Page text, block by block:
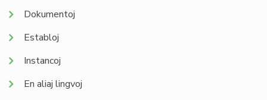
Dokumentoj
Establoj
Instancoj
En aliaj lingvoj